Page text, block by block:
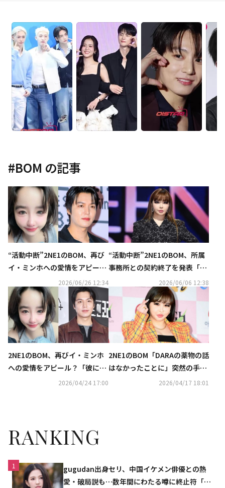
#BOM の記事
“活動中断”2NE1のBOM、再び
イ・ミンホへの愛情をアピー
ル？新たなアカウント名に注目
集まる
2026/06/26 12:34
“活動中断”2NE1のBOM、所属
事務所との契約終了を発表「健
康回復と休息に専念」2026/06/06 12:38
2NE1のBOM、再びイ・ミンホ
への愛情をアピール？「彼に送
2026/04/24 17:00
2NE1のBOM「DARAの薬物の話
はなかったことに」突然の手紙
公開…メンバー愛綴るも削除
2026/04/17 18:01
RANKING
1
gugudan出身セリ、中国イケメン俳優との熱
愛・破局説も…数年間にわたる噂に終止符「邪